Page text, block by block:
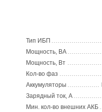
Тип ИБП
Мощность, ВА
Мощность, Вт
Кол-во фаз
Аккумуляторы
Зарядный ток, А
Мин. кол-во внешних АКБ